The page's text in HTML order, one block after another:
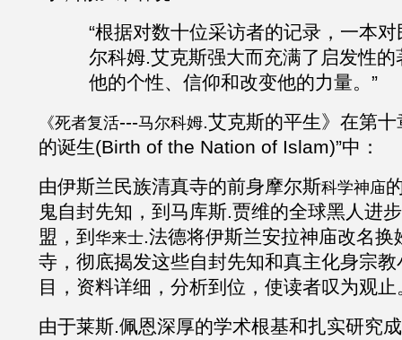
“根据对数十位采访者的记录，一本
尔科姆.艾克斯强大而充满了启发性的
他的个性、信仰和改变他的力量。”
《死者复活---马尔科姆.艾克斯的平生》 在第十
的诞生(Birth of the Nation of Islam)”中：
由伊斯兰民族清真寺的前身摩尔斯科学神庙
鬼自封先知，到马库斯.贾维的全球黑人进
盟， 到 华来士.法德将伊斯兰安拉神庙改名换
寺 ，彻底揭发这些自封先知和真主化身宗
目，资料详细，分析到位，使读者叹为观止
由于莱斯.佩恩深厚的学术根基和扎实研究